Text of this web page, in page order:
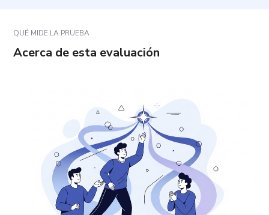
QUÉ MIDE LA PRUEBA
Acerca de esta evaluación